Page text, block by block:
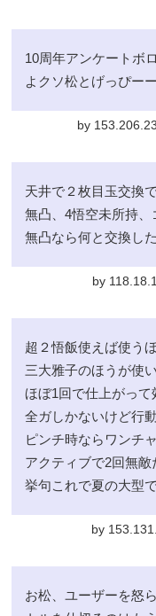
10周年アンケートボ
よクソ松とげっぴー
by
天井で２枚目玉交換
無凸、4悟空未所持
無凸なら何と交換し
by
超２悟飯使えば使う
三大雅子のほうが使
ほぼ1回で仕上がっ
全ガしかないけど行
ピンチ時ならワンチ
アクティブで2回無
挙句これで夏の大型
by
お松、ユーザーを怒